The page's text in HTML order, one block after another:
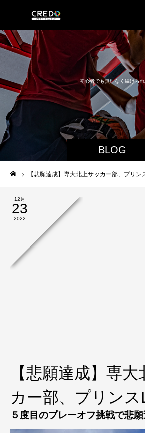
BLOG
初 心 者でも無理なく続けられる成功メソ
【悲願達成】専大北上サッカー部、プリン
12月
23
2022
【悲願達成】専大
カー部、プリンス
５度目のプレーオフ挑戦で悲願